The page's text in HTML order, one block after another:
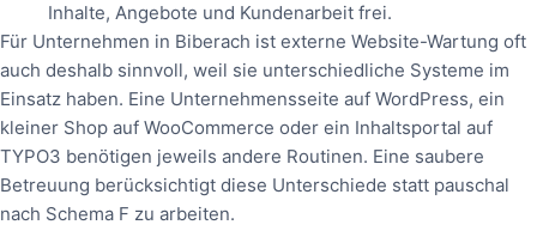
Inhalte, Angebote und Kundenarbeit frei.
Für Unternehmen in Biberach ist externe Website-Wartung oft
auch deshalb sinnvoll, weil sie unterschiedliche Systeme im
Einsatz haben. Eine Unternehmensseite auf WordPress, ein
kleiner Shop auf WooCommerce oder ein Inhaltsportal auf
TYPO3 benötigen jeweils andere Routinen. Eine saubere
Betreuung berücksichtigt diese Unterschiede statt pauschal
nach Schema F zu arbeiten.